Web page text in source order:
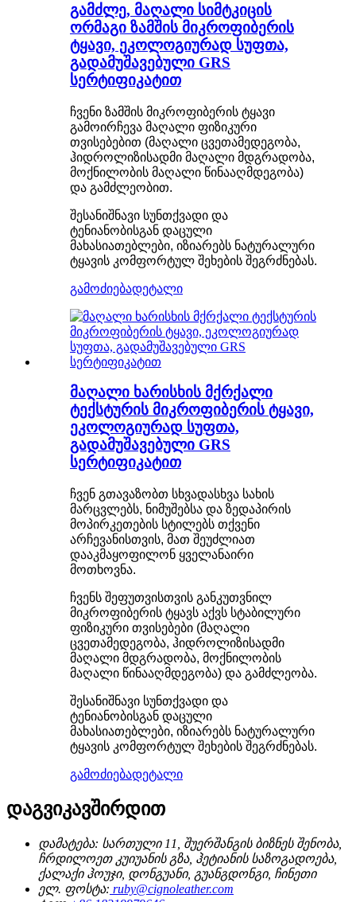
გამძლე, მაღალი სიმტკიცის
ორმაგი ზამშის მიკროფიბერის
ტყავი, ეკოლოგიურად სუფთა,
გადამუშავებული GRS
სერტიფიკატით
ჩვენი ზამშის მიკროფიბერის ტყავი
გამოირჩევა მაღალი ფიზიკური
თვისებებით (მაღალი ცვეთამედეგობა,
ჰიდროლიზისადმი მაღალი მდგრადობა,
მოქნილობის მაღალი წინააღმდეგობა)
და გამძლეობით.
შესანიშნავი სუნთქვადი და
ტენიანობისგან დაცული
მახასიათებლები, იზიარებს ნატურალური
ტყავის კომფორტულ შეხების შეგრძნებას.
გამოძიებადეტალი
მაღალი ხარისხის მქრქალი
ტექსტურის მიკროფიბერის ტყავი,
ეკოლოგიურად სუფთა,
გადამუშავებული GRS
სერტიფიკატით
ჩვენ გთავაზობთ სხვადასხვა სახის
მარცვლებს, ნიმუშებსა და ზედაპირის
მოპირკეთების სტილებს თქვენი
არჩევანისთვის, მათ შეუძლიათ
დააკმაყოფილონ ყველანაირი
მოთხოვნა.
ჩვენს შეფუთვისთვის განკუთვნილ
მიკროფიბერის ტყავს აქვს სტაბილური
ფიზიკური თვისებები (მაღალი
ცვეთამედეგობა, ჰიდროლიზისადმი
მაღალი მდგრადობა, მოქნილობის
მაღალი წინააღმდეგობა) და გამძლეობა.
შესანიშნავი სუნთქვადი და
ტენიანობისგან დაცული
მახასიათებლები, იზიარებს ნატურალური
ტყავის კომფორტულ შეხების შეგრძნებას.
გამოძიებადეტალი
დაგვიკავშირდით
დამატება: სართული 11, შუერშანგის ბიზნეს შენობა,
ჩრდილოეთ კუიუანის გზა, ჰეტიანის საზოგადოება,
ქალაქი ჰოუჯი, დონგუანი, გუანგდონგი, ჩინეთი
ელ. ფოსტა: ruby@cignoleather.com